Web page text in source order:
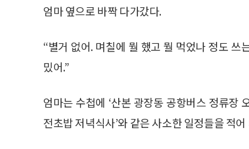
엄마 옆으로 바짝 다가갔다.
“별거 없어. 며칠에 뭘 했고 뭘 먹었나 정도 쓰
밌어.”
엄마는 수첩에 ‘산본 광장동 공항버스 정류장
전초밥 저녁식사’와 같은 사소한 일정들을 적